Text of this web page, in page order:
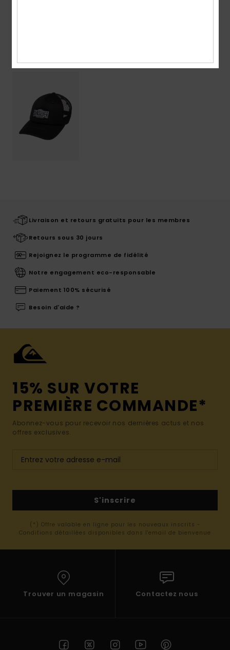
Livraison et retours gratuits pour les membres
Retours sous 30 jours
Rejoignez le programme de fidélité
Notre engagement eco-responsable
Paiement 100% sécurisé
Besoin d'aide ?
15% SUR VOTRE
PREMIÈRE COMMANDE*
Abonnez-vous pour recevoir nos dernières actus et nos
offres exclusives.
S'inscrire
(*) Offre valable en ligne pour les nouveaux inscrits -
Conditions détaillées disponibles dans l'email de bienvenue
Trouver un magasin Contactez nous